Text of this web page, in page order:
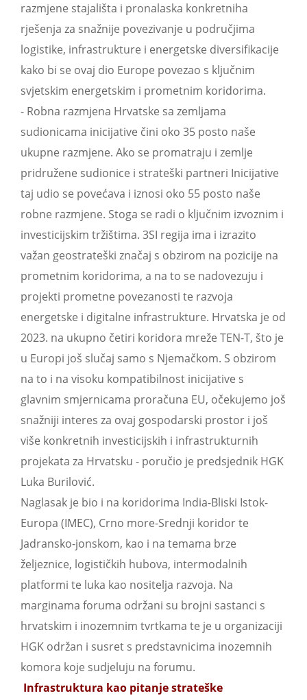
razmjene stajališta i pronalaska konkretniha
rješenja za snažnije povezivanje u područjima
logistike, infrastrukture i energetske diversifikacije
kako bi se ovaj dio Europe povezao s ključnim
svjetskim energetskim i prometnim koridorima.
- Robna razmjena Hrvatske sa zemljama
sudionicama inicijative čini oko 35 posto naše
ukupne razmjene. Ako se promatraju i zemlje
pridružene sudionice i strateški partneri Inicijative
taj udio se povećava i iznosi oko 55 posto naše
robne razmjene. Stoga se radi o ključnim izvoznim i
investicijskim tržištima. 3SI regija ima i izrazito
važan geostrateški značaj s obzirom na pozicije na
prometnim koridorima, a na to se nadovezuju i
projekti prometne povezanosti te razvoja
energetske i digitalne infrastrukture. Hrvatska je od
2023. na ukupno četiri koridora mreže TEN-T, što je
u Europi još slučaj samo s Njemačkom. S obzirom
na to i na visoku kompatibilnost inicijative s
glavnim smjernicama proračuna EU, očekujemo još
snažniji interes za ovaj gospodarski prostor i još
više konkretnih investicijskih i infrastrukturnih
projekata za Hrvatsku - poručio je predsjednik HGK
Luka Burilović.
Naglasak je bio i na koridorima India-Bliski Istok-
Europa (IMEC), Crno more-Srednji koridor te
Jadransko-jonskom, kao i na temama brze
željeznice, logističkih hubova, intermodalnih
platformi te luka kao nositelja razvoja. Na
marginama foruma održani su brojni sastanci s
hrvatskim i inozemnim tvrtkama te je u organizaciji
HGK održan i susret s predstavnicima inozemnih
komora koje sudjeluju na forumu.
Infrastruktura kao pitanje strateške